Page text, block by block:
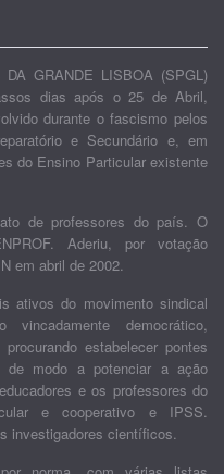
GRANDE LISBOA (SPGL)
dias após o 25 de Abril,
durante o fascismo pelos
e Secundário e, em
do Ensino Particular existente
de professores do país. O
Aderiu, por votação
em abril de 2002.
ativos do movimento sindical
vincadamente democrático,
estabelecer pontes
de modo a potenciar a ação
e os professores do
e cooperativo e IPSS.
investigadores científicos.